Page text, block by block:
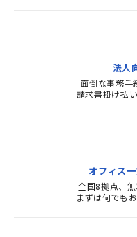
法人
面倒な事務手
請求書掛け払
オフィス
全国8拠点、無
まずは何でも